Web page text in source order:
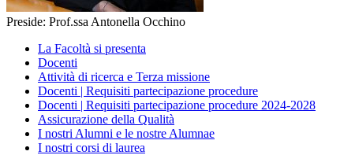
Preside: Prof.ssa Antonella Occhino
La Facoltà si presenta
Docenti
Attività di ricerca e Terza missione
Docenti | Requisiti partecipazione procedure
Docenti | Requisiti partecipazione procedure 2024-2028
Assicurazione della Qualità
I nostri Alumni e le nostre Alumnae
I nostri corsi di laurea